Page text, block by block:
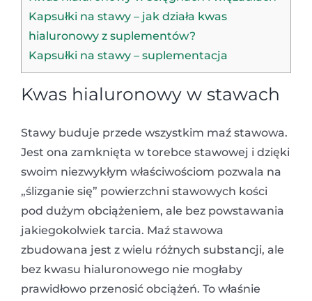
Kapsułki na stawy – jak działa kwas
hialuronowy z suplementów?
Kapsułki na stawy – suplementacja
Kwas hialuronowy w stawach
Stawy buduje przede wszystkim maź stawowa.
Jest ona zamknięta w torebce stawowej i dzięki
swoim niezwykłym właściwościom pozwala na
„ślizganie się” powierzchni stawowych kości
pod dużym obciążeniem, ale bez powstawania
jakiegokolwiek tarcia. Maź stawowa
zbudowana jest z wielu różnych substancji, ale
bez kwasu hialuronowego nie mogłaby
prawidłowo przenosić obciążeń. To właśnie